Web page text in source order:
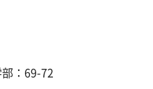
部：69-72